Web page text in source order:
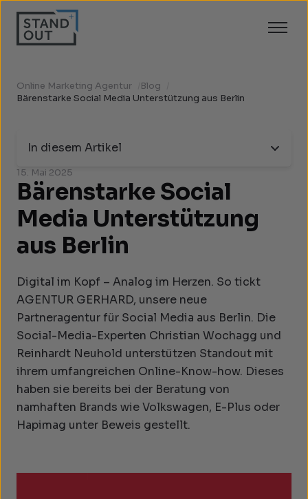
Online Marketing Agentur Blog
Bärenstarke Social Media Unterstützung aus Berlin
In diesem Artikel
15. Mai 2025
Bärenstarke Social
Media Unterstützung
aus Berlin
Digital im Kopf – Analog im Herzen. So tickt
AGENTUR GERHARD, unsere neue
Partneragentur für Social Media aus Berlin. Die
Social-Media-Experten Christian Wochagg und
Reinhardt Neuhold unterstützen Standout mit
ihrem umfangreichen Online-Know-how. Dieses
haben sie bereits bei der Beratung von
namhaften Brands wie Volkswagen, E-Plus oder
Hapimag unter Beweis gestellt.